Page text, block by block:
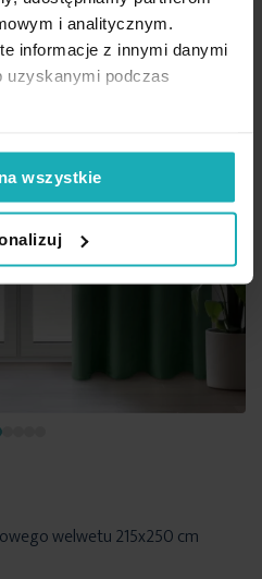
i analitycznym.
informacje z innymi danymi
uzyskanymi podczas
wszystkie
welwetu 215x250 cm